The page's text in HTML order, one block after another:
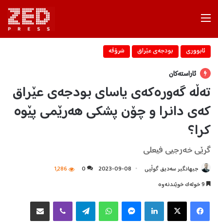
ئابووری بودجه‌ی عێراق شرۆڤه‌
ئاراستەکان
ته‌ڵه‌ گه‌وره‌كه‌ی یاسای بودجه‌ی عێراق‌
كه‌ی دانرا و چۆن پشكی هه‌رێمی پێوه‌
كرا؟
گرێی خه‌رجیی فیعلی
جیهانگیر سەدیق گوڵپی 2023-09-08
0
1,286
X
Telegram